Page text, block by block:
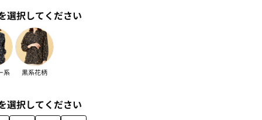
選択してください
系 黒系花柄
選択してください